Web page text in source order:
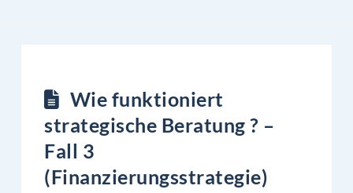
Wie funktioniert
strategische Beratung ? –
Fall 3
(Finanzierungsstrategie)